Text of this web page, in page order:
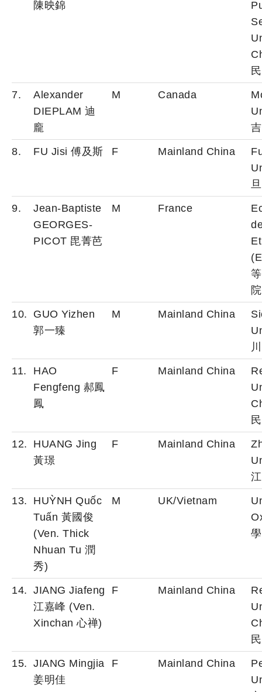
陳映錦
7.
Alexander
DIEPLAM 迪
龐
M Canada
8. FU Jisi 傅及斯 F Mainland China
9.
Jean-Baptiste
GEORGES-
PICOT 毘菁芭
M France
院
10.
GUO Yizhen
郭一臻
M Mainland China
11.
HAO
Fengfeng 郝鳳
鳳
F Mainland China
12.
HUANG Jing
黃璟
F Mainland China
13.
HUỲNH Quốc
Tuấn 黃國俊
(Ven. Thick
Nhuan Tu 潤
秀)
M UK/Vietnam
學
14. JIANG Jiafeng
江嘉峰 (Ven.
Xinchan 心禅)
F Mainland China
15. JIANG Mingjia
姜明佳
F Mainland China